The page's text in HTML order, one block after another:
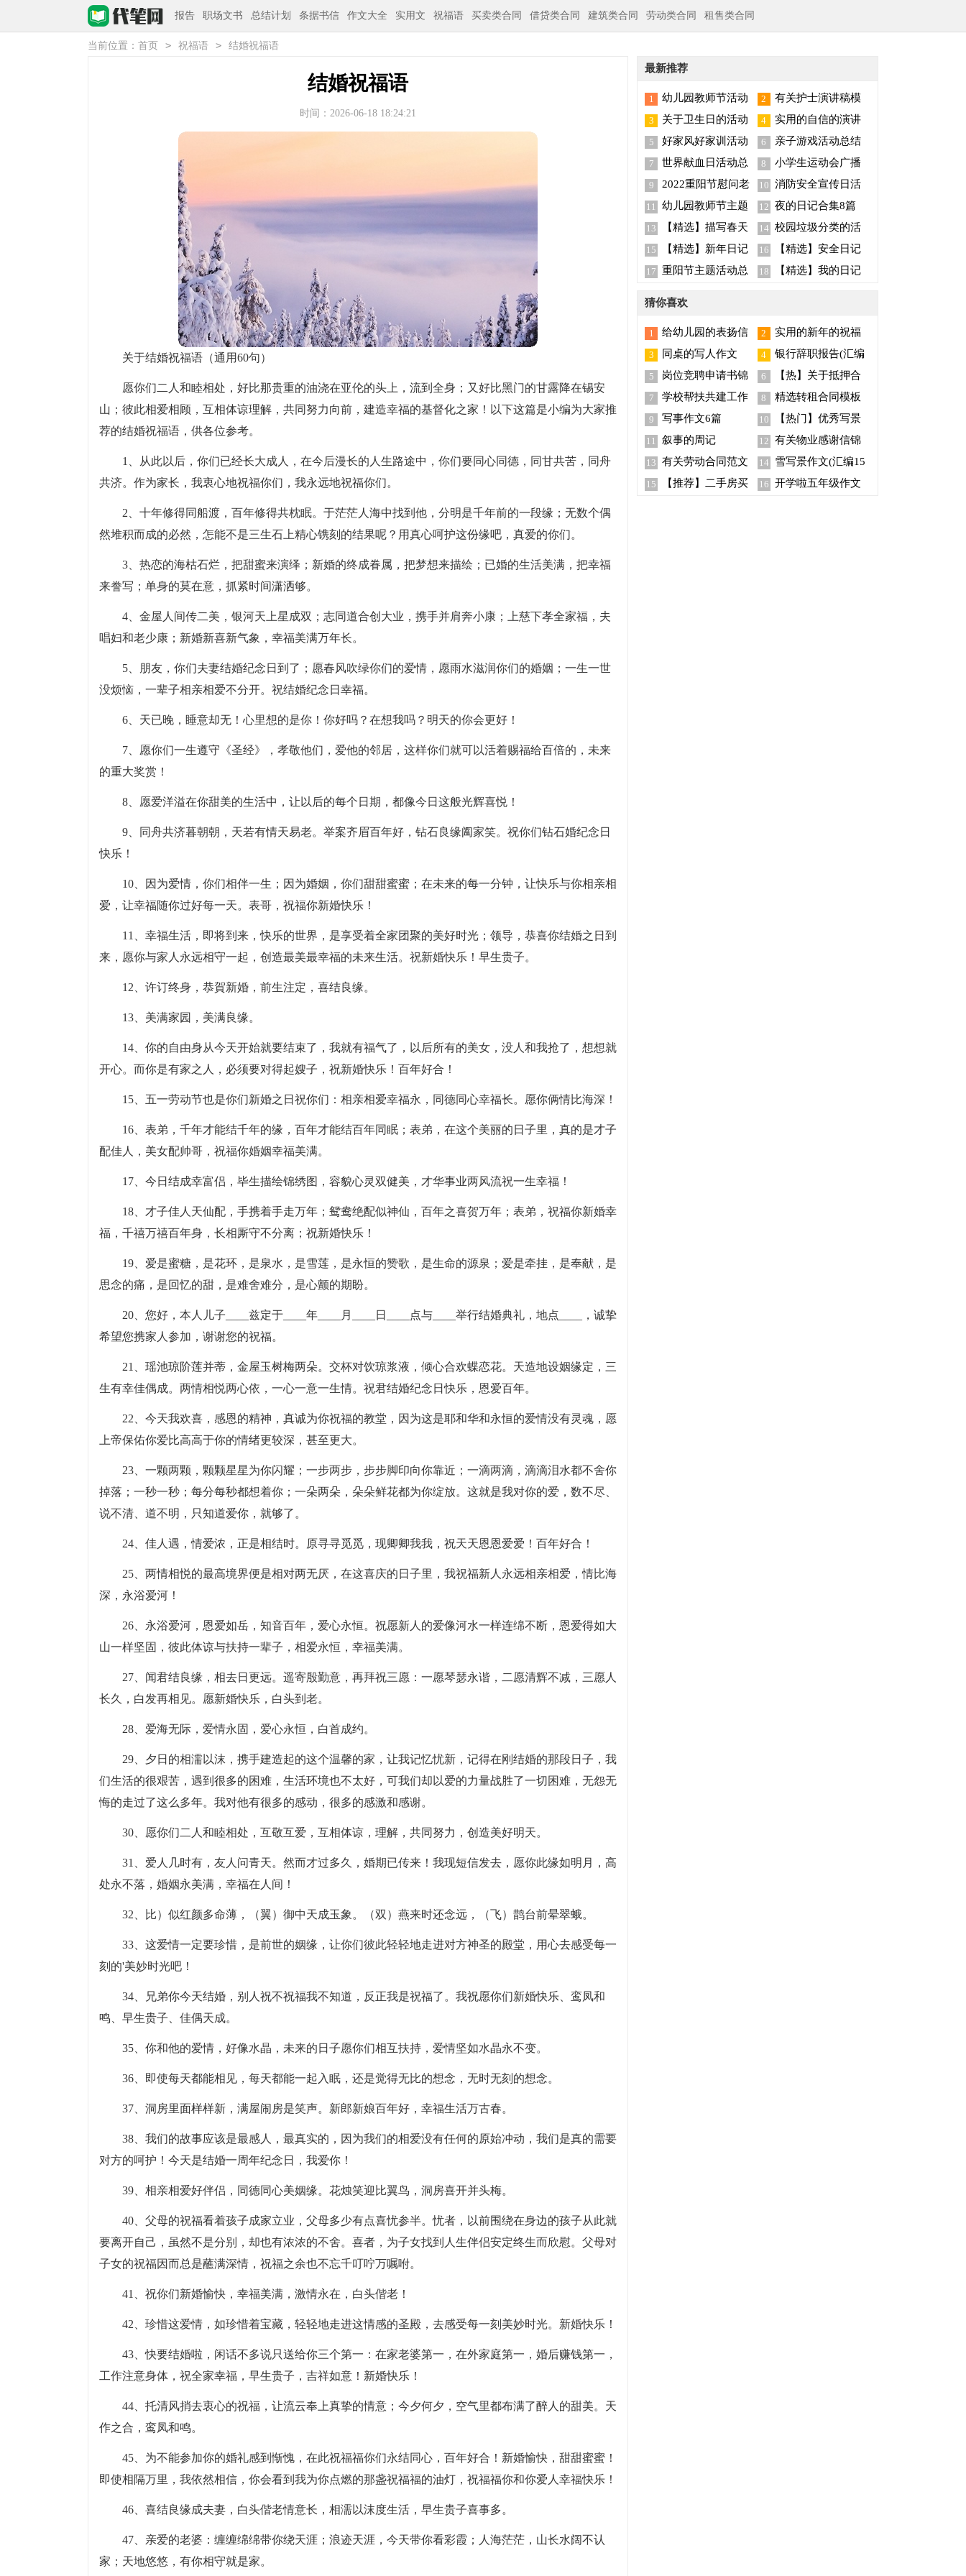
报告 职场文书 总结计划 条据书信 作文大全 实用文 祝福语 买卖类合同 借贷类合同 建筑类合同 劳动类合同 租售类合同
当前位置： 首页 > 祝福语 > 结婚祝福语
结婚祝福语
时间：2026-06-18 18:24:21
关于结婚祝福语（通用60句）
愿你们二人和睦相处，好比那贵重的油浇在亚伦的头上，流到全身；又好比黑门的甘露降在锡安
山；彼此相爱相顾，互相体谅理解，共同努力向前，建造幸福的基督化之家！以下这篇是小编为大家推
荐的结婚祝福语，供各位参考。
1、从此以后，你们已经长大成人，在今后漫长的人生路途中，你们要同心同德，同甘共苦，同舟
共济。作为家长，我衷心地祝福你们，我永远地祝福你们。
2、十年修得同船渡，百年修得共枕眠。于茫茫人海中找到他，分明是千年前的一段缘；无数个偶
然堆积而成的必然，怎能不是三生石上精心镌刻的结果呢？用真心呵护这份缘吧，真爱的你们。
3、热恋的海枯石烂，把甜蜜来演绎；新婚的终成眷属，把梦想来描绘；已婚的生活美满，把幸福
来誊写；单身的莫在意，抓紧时间潇洒够。
4、金屋人间传二美，银河天上星成双；志同道合创大业，携手并肩奔小康；上慈下孝全家福，夫
唱妇和老少康；新婚新喜新气象，幸福美满万年长。
5、朋友，你们夫妻结婚纪念日到了；愿春风吹绿你们的爱情，愿雨水滋润你们的婚姻；一生一世
没烦恼，一辈子相亲相爱不分开。祝结婚纪念日幸福。
6、天已晚，睡意却无！心里想的是你！你好吗？在想我吗？明天的你会更好！
7、愿你们一生遵守《圣经》，孝敬他们，爱他的邻居，这样你们就可以活着赐福给百倍的，未来
的重大奖赏！
8、愿爱洋溢在你甜美的生活中，让以后的每个日期，都像今日这般光辉喜悦！
9、同舟共济暮朝朝，天若有情天易老。举案齐眉百年好，钻石良缘阖家笑。祝你们钻石婚纪念日
快乐！
10、因为爱情，你们相伴一生；因为婚姻，你们甜甜蜜蜜；在未来的每一分钟，让快乐与你相亲相
爱，让幸福随你过好每一天。表哥，祝福你新婚快乐！
11、幸福生活，即将到来，快乐的世界，是享受着全家团聚的美好时光；领导，恭喜你结婚之日到
来，愿你与家人永远相守一起，创造最美最幸福的未来生活。祝新婚快乐！早生贵子。
12、许订终身，恭賀新婚，前生注定，喜结良缘。
13、美满家园，美满良缘。
14、你的自由身从今天开始就要结束了，我就有福气了，以后所有的美女，没人和我抢了，想想就
开心。而你是有家之人，必须要对得起嫂子，祝新婚快乐！百年好合！
15、五一劳动节也是你们新婚之日祝你们：相亲相爱幸福永，同德同心幸福长。愿你俩情比海深！
16、表弟，千年才能结千年的缘，百年才能结百年同眠；表弟，在这个美丽的日子里，真的是才子
配佳人，美女配帅哥，祝福你婚姻幸福美满。
17、今日结成幸富侣，毕生描绘锦绣图，容貌心灵双健美，才华事业两风流祝一生幸福！
18、才子佳人天仙配，手携着手走万年；鸳鸯绝配似神仙，百年之喜贺万年；表弟，祝福你新婚幸
福，千禧万禧百年身，长相厮守不分离；祝新婚快乐！
19、爱是蜜糖，是花环，是泉水，是雪莲，是永恒的赞歌，是生命的源泉；爱是牵挂，是奉献，是
思念的痛，是回忆的甜，是难舍难分，是心颤的期盼。
20、您好，本人儿子____兹定于____年____月____日____点与____举行结婚典礼，地点____，诚挚
希望您携家人参加，谢谢您的祝福。
21、瑶池琼阶莲并蒂，金屋玉树梅两朵。交杯对饮琼浆液，倾心合欢蝶恋花。天造地设姻缘定，三
生有幸佳偶成。两情相悦两心依，一心一意一生情。祝君结婚纪念日快乐，恩爱百年。
22、今天我欢喜，感恩的精神，真诚为你祝福的教堂，因为这是耶和华和永恒的爱情没有灵魂，愿
上帝保佑你爱比高高于你的情绪更较深，甚至更大。
23、一颗两颗，颗颗星星为你闪耀；一步两步，步步脚印向你靠近；一滴两滴，滴滴泪水都不舍你
掉落；一秒一秒；每分每秒都想着你；一朵两朵，朵朵鲜花都为你绽放。这就是我对你的爱，数不尽、
说不清、道不明，只知道爱你，就够了。
24、佳人遇，情爱浓，正是相结时。原寻寻觅觅，现卿卿我我，祝天天恩恩爱爱！百年好合！
25、两情相悦的最高境界便是相对两无厌，在这喜庆的日子里，我祝福新人永远相亲相爱，情比海
深，永浴爱河！
26、永浴爱河，恩爱如岳，知音百年，爱心永恒。祝愿新人的爱像河水一样连绵不断，恩爱得如大
山一样坚固，彼此体谅与扶持一辈子，相爱永恒，幸福美满。
27、闻君结良缘，相去日更远。遥寄殷勤意，再拜祝三愿：一愿琴瑟永谐，二愿清辉不减，三愿人
长久，白发再相见。愿新婚快乐，白头到老。
28、爱海无际，爱情永固，爱心永恒，白首成约。
29、夕日的相濡以沫，携手建造起的这个温馨的家，让我记忆忧新，记得在刚结婚的那段日子，我
们生活的很艰苦，遇到很多的困难，生活环境也不太好，可我们却以爱的力量战胜了一切困难，无怨无
悔的走过了这么多年。我对他有很多的感动，很多的感激和感谢。
30、愿你们二人和睦相处，互敬互爱，互相体谅，理解，共同努力，创造美好明天。
31、爱人几时有，友人问青天。然而才过多久，婚期已传来！我现短信发去，愿你此缘如明月，高
处永不落，婚姻永美满，幸福在人间！
32、比）似红颜多命薄，（翼）御中天成玉象。（双）燕来时还念远，（飞）鹊台前晕翠蛾。
33、这爱情一定要珍惜，是前世的姻缘，让你们彼此轻轻地走进对方神圣的殿堂，用心去感受每一
刻的'美妙时光吧！
34、兄弟你今天结婚，别人祝不祝福我不知道，反正我是祝福了。我祝愿你们新婚快乐、鸾凤和
鸣、早生贵子、佳偶天成。
35、你和他的爱情，好像水晶，未来的日子愿你们相互扶持，爱情坚如水晶永不变。
36、即使每天都能相见，每天都能一起入眠，还是觉得无比的想念，无时无刻的想念。
37、洞房里面样样新，满屋闹房是笑声。新郎新娘百年好，幸福生活万古春。
38、我们的故事应该是最感人，最真实的，因为我们的相爱没有任何的原始冲动，我们是真的需要
对方的呵护！今天是结婚一周年纪念日，我爱你！
39、相亲相爱好伴侣，同德同心美姻缘。花烛笑迎比翼鸟，洞房喜开并头梅。
40、父母的祝福看着孩子成家立业，父母多少有点喜忧参半。忧者，以前围绕在身边的孩子从此就
要离开自己，虽然不是分别，却也有浓浓的不舍。喜者，为子女找到人生伴侣安定终生而欣慰。父母对
子女的祝福因而总是蘸满深情，祝福之余也不忘千叮咛万嘱咐。
41、祝你们新婚愉快，幸福美满，激情永在，白头偕老！
42、珍惜这爱情，如珍惜着宝藏，轻轻地走进这情感的圣殿，去感受每一刻美妙时光。新婚快乐！
43、快要结婚啦，闲话不多说只送给你三个第一：在家老婆第一，在外家庭第一，婚后赚钱第一，
工作注意身体，祝全家幸福，早生贵子，吉祥如意！新婚快乐！
44、托清风捎去衷心的祝福，让流云奉上真挚的情意；今夕何夕，空气里都布满了醉人的甜美。天
作之合，鸾凤和鸣。
45、为不能参加你的婚礼感到惭愧，在此祝福福你们永结同心，百年好合！新婚愉快，甜甜蜜蜜！
即使相隔万里，我依然相信，你会看到我为你点燃的那盏祝福福的油灯，祝福福你和你爱人幸福快乐！
46、喜结良缘成夫妻，白头偕老情意长，相濡以沫度生活，早生贵子喜事多。
47、亲爱的老婆：缠缠绵绵带你绕天涯；浪迹天涯，今天带你看彩霞；人海茫茫，山长水阔不认
家；天地悠悠，有你相守就是家。
最新推荐
1
幼儿园教师节活动
总结
2
有关护士演讲稿模
板集合6篇
3
关于卫生日的活动
总结
4
实用的自信的演讲
稿模板汇编五篇
5
好家风好家训活动
总结
6 亲子游戏活动总结
7
世界献血日活动总
结15篇
8
小学生运动会广播
稿
9
2022重阳节慰问老
人活动总结（精选5
篇）
10 消防安全宣传日活
动总结
11
幼儿园教师节主题
活动总结
12 夜的日记合集8篇
13
【精选】描写春天
的日记四篇
14 校园垃圾分类的活
动总结
15
【精选】新年日记
合集四篇
16
【精选】安全日记
三篇
17 重阳节主题活动总
18
【精选】我的日记
猜你喜欢
1
给幼儿园的表扬信
汇总7篇
2
实用的新年的祝福
语摘录85句
3 同桌的写人作文 4
银行辞职报告(汇编
15篇)
5
岗位竞聘申请书锦
集五篇
6
【热】关于抵押合
同
7
学校帮扶共建工作
总结
8
精选转租合同模板
合集十篇
9 写事作文6篇 10
【热门】优秀写景
作文400字三篇
11 叙事的周记 12 有关物业感谢信锦
集八篇
13 有关劳动合同范文
锦集五篇
14
雪写景作文(汇编15
篇)
15
【推荐】二手房买
16 开学啦五年级作文